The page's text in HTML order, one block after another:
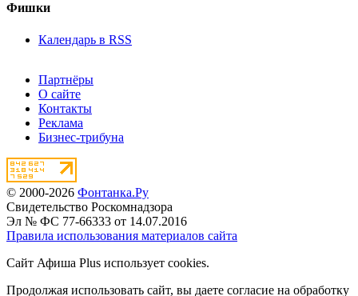
Фишки
Календарь в RSS
Партнёры
О сайте
Контакты
Реклама
Бизнес-трибуна
© 2000-2026 Фонтанка.Ру
Свидетельство Роскомнадзора
Эл № ФС 77-66333 от 14.07.2016
Правила использования материалов сайта
Сайт Афиша Plus использует cookies.
Продолжая использовать сайт, вы даете согласие на обработку